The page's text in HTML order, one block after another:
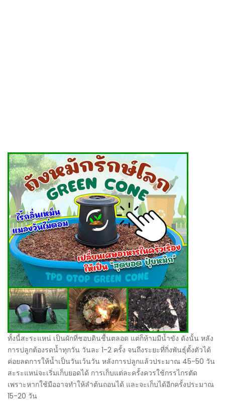
ทั้งนี้สะระแหน่ เป็นผักที่ชอบดินชื้นตลอด แต่ก็ห้ามมีน้ำขัง ดังนั้น หลัง
การปลูกต้องรดน้ำทุกวัน วันละ 1-2 ครั้ง จนถึงระยะที่กิ่งพันธุ์ตั้งตัวได้
ค่อยลดการให้น้ำเป็นวันเว้นวัน หลังการปลูกแล้วประมาณ 45-50 วัน
สะระแหน่จะเริ่มเก็บยอดได้ การเก็บแต่ละครั้งควรใช้กรรไกรตัด
เพราะหากใช้มืออาจทำให้ลำต้นถอนได้ และจะเก็บได้อีกครั้งประมาณ
15-20 วัน